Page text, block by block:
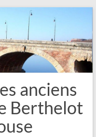
anciens
Berthelot